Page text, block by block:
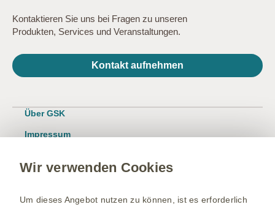
Kontaktieren Sie uns bei Fragen zu unseren
Produkten, Services und Veranstaltungen.
Kontakt aufnehmen
Über GSK
Impressum
Kontakt/Nebenwirkung melden
Wir verwenden Cookies
Um dieses Angebot nutzen zu können, ist es erforderlich